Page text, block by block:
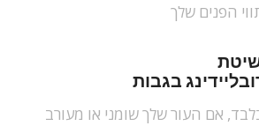
הפנים שלך
אם העור שלך שומני או מעורב